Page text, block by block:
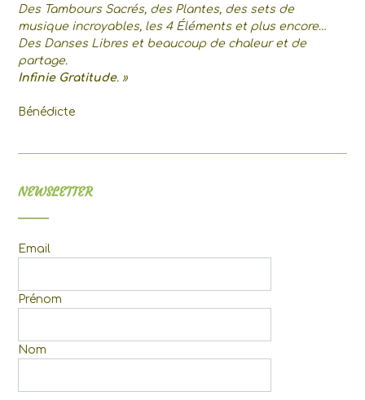
Des Tambours Sacrés, des Plantes, des sets de
musique incroyables, les 4 Éléments et plus encore…
Des Danses Libres et beaucoup de chaleur et de
partage.
Infinie Gratitude. »
Bénédicte
NEWSLETTER
Email
Prénom
Nom